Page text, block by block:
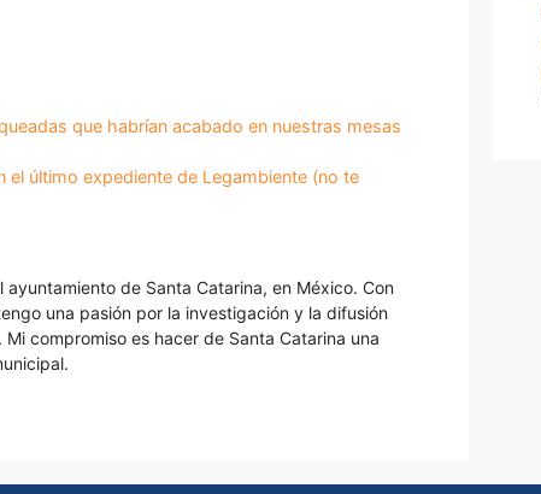
que habrían acabado en nuestras mesas
último expediente de Legambiente (no te
de Santa Catarina, en México. Con
una pasión por la investigación y la difusión
compromiso es hacer de Santa Catarina una